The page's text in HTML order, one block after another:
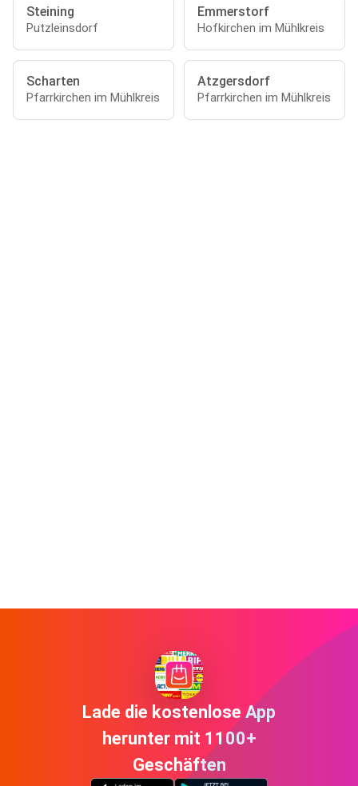
Steining
Putzleinsdorf
Emmerstorf
Hofkirchen im Mühlkreis
Scharten
Pfarrkirchen im Mühlkreis
Atzgersdorf
Pfarrkirchen im Mühlkreis
Lade die kostenlose App
herunter mit 1100+
Geschäften